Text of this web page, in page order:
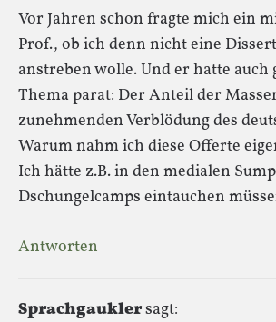
Vor Jahren schon fragte mich ein
Prof., ob ich denn nicht eine
anstreben wolle. Und er hatte auch
Thema parat: Der Anteil der
zunehmenden Verblödung des
Warum nahm ich diese Offerte
Ich hätte z.B. in den medialen
Dschungelcamps eintauchen
Antworten
Sprachgauklersagt: